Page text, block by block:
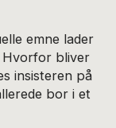
emne lader
Hvorfor bliver
insisteren på
bor i et